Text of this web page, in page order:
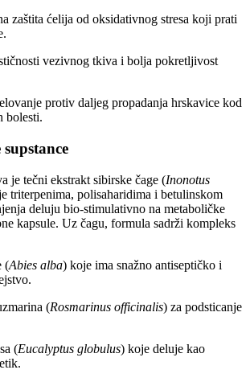
zaštita ćelija od oksidativnog stresa koji prati
vezivnog tkiva i bolja pokretljivost
protiv daljeg propadanja hrskavice kod
bolesti.
je tečni ekstrakt sibirske čage (Inonotus
triterpenima, polisaharidima i betulinskom
deluju bio-stimulativno na metaboličke
kapsule. Uz čagu, formula sadrži kompleks
(Abies alba) koje ima snažno antiseptičko i
(Rosmarinus officinalis) za podsticanje
(Eucalyptus globulus) koje deluje kao